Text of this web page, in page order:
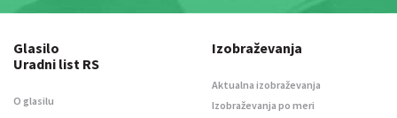
Glasilo
Uradni list RS
O glasilu
Izobraževanja
Aktualna izobraževanja
Izobraževanja po meri